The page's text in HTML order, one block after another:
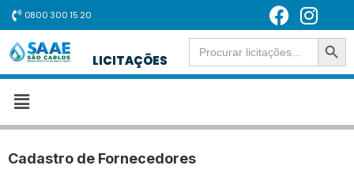
Pular
para
o
conteúdo
0800 300 15 20
LICITAÇÕES
Search
for:
SEARCH
Cadastro de Fornecedores